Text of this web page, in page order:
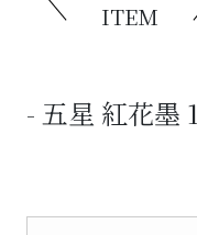
ITEM
五星 紅花墨